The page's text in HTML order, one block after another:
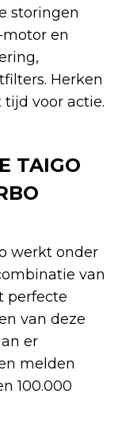
storingen
motor en
Herken
voor actie.
TAIGO
werkt onder
van
perfecte
van deze
er
melden
100.000